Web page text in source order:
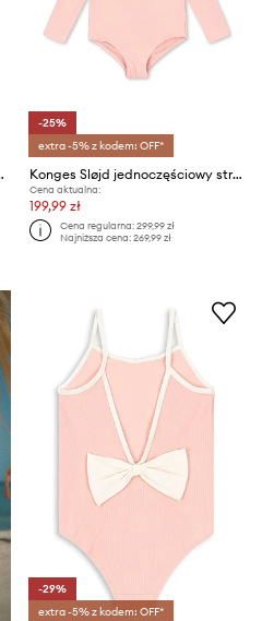
ETTA SWIMSUIT
-25%
extra -5% z kodem: OFF*
Konges Sløjd jednoczęściowy strój kąpielowy dziecięcy KITTY LS SWIMSUIT GRS
Cena aktualna:
199,99 zł
Cena regularna:299,99 zł
Najniższa cena:269,99 zł
-29%
extra -5% z kodem: OFF*